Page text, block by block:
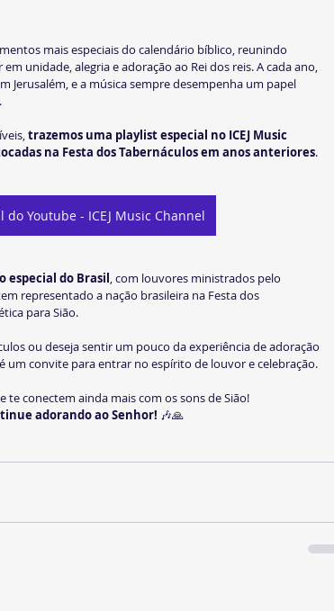
mais especiais do calendário bíblico, reunindo
unidade, alegria e adoração ao Rei dos reis. A cada ano,
Jerusalém, e a música sempre desempenha um papel
trazemos uma playlist especial no ICEJ Music
na Festa dos Tabernáculos em anos anteriores.
do Youtube - ICEJ Music Channel
especial do Brasil, com louvores ministrados pelo
representado a nação brasileira na Festa dos
para Sião.
ou deseja sentir um pouco da experiência de adoração
um convite para entrar no espírito de louvor e celebração.
te conectem ainda mais com os sons de Sião!
adorando ao Senhor! 🎶🙏